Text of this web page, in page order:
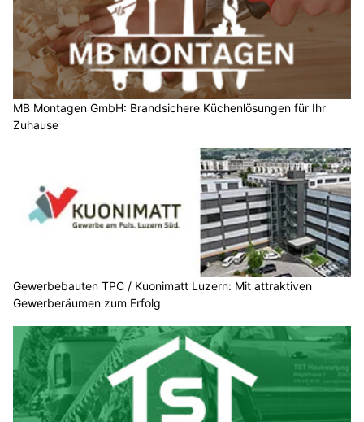
MB Montagen GmbH: Brandsichere Küchenlösungen für Ihr
Zuhause
Gewerbebauten TPC / Kuonimatt Luzern: Mit attraktiven
Gewerberäumen zum Erfolg